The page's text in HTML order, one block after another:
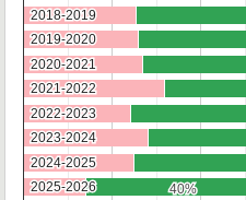
40%
40%
2018-2019
2018-2019
2019-2020
2019-2020
2020-2021
2020-2021
2021-2022
2021-2022
2022-2023
2022-2023
2023-2024
2023-2024
2024-2025
2024-2025
2025-2026
2025-2026